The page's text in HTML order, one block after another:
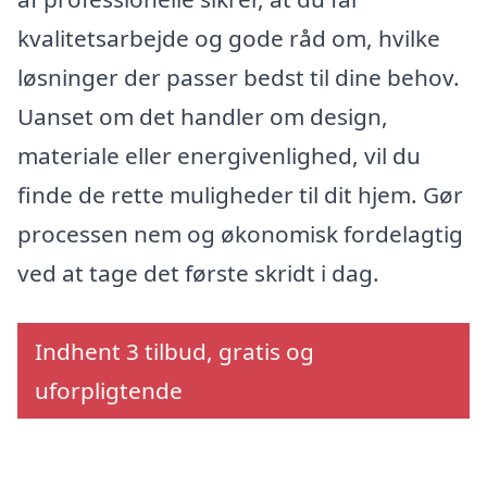
kvalitetsarbejde og gode råd om, hvilke
løsninger der passer bedst til dine behov.
Uanset om det handler om design,
materiale eller energivenlighed, vil du
finde de rette muligheder til dit hjem. Gør
processen nem og økonomisk fordelagtig
ved at tage det første skridt i dag.
Indhent 3 tilbud, gratis og
uforpligtende